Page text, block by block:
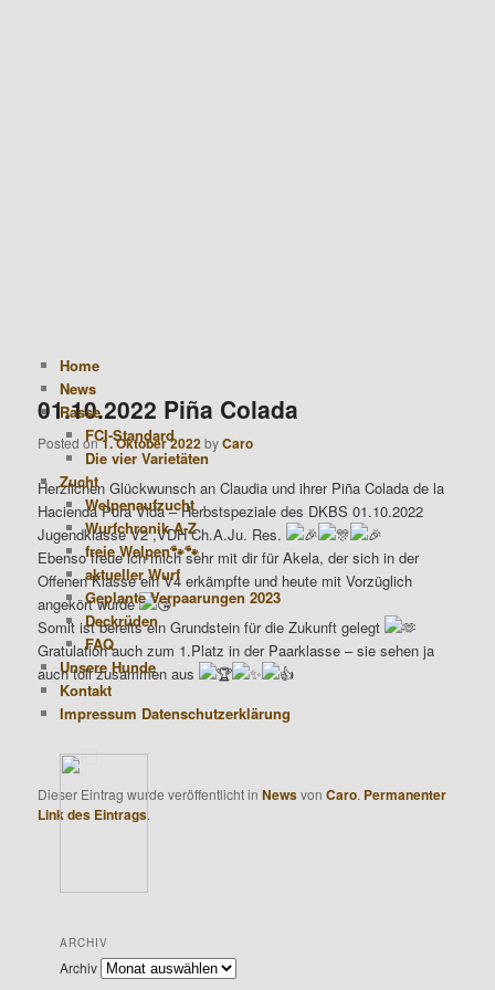
01.10.2022 Piña Colada
Posted on1. Oktober 2022byCaro
Herzlichen Glückwunsch anClaudia und ihrer Piña Colada de la
Hacienda Pura Vida – Herbstspeziale des DKBS 01.10.2022
Jugendklasse V2 ,VDH Ch.A.Ju. Res.
Ebenso freue ich mich sehr mit dir für Akela, der sich in der
Offenen Klasse ein V4 erkämpfte und heute mit Vorzüglich
angekört wurde
Somit ist bereits ein Grundstein für die Zukunft gelegt
Gratulation auch zum 1.Platz in der Paarklasse – sie sehen ja
auch toll zusammen aus
Dieser Eintrag wurde veröffentlicht inNewsvonCaro. Permanenter
Link des Eintrags.
Home
News
Rasse
FCI-Standard
Die vier Varietäten
Zucht
Welpenaufzucht
Wurfchronik A-Z
freie Welpen🐾🐾
aktueller Wurf
Geplante Verpaarungen 2023
Deckrüden
FAQ
Unsere Hunde
Kontakt
Impressum Datenschutzerklärung
ARCHIV
Archiv